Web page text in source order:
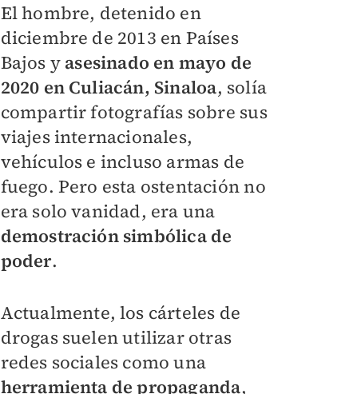
El hombre, detenido en
diciembre de 2013 en Países
Bajos y asesinado en mayo de
2020 en Culiacán, Sinaloa, solía
compartir fotografías sobre sus
viajes internacionales,
vehículos e incluso armas de
fuego. Pero esta ostentación no
era solo vanidad, era una
demostración simbólica de
poder.
Actualmente, los cárteles de
drogas suelen utilizar otras
redes sociales como una
herramienta de propaganda,